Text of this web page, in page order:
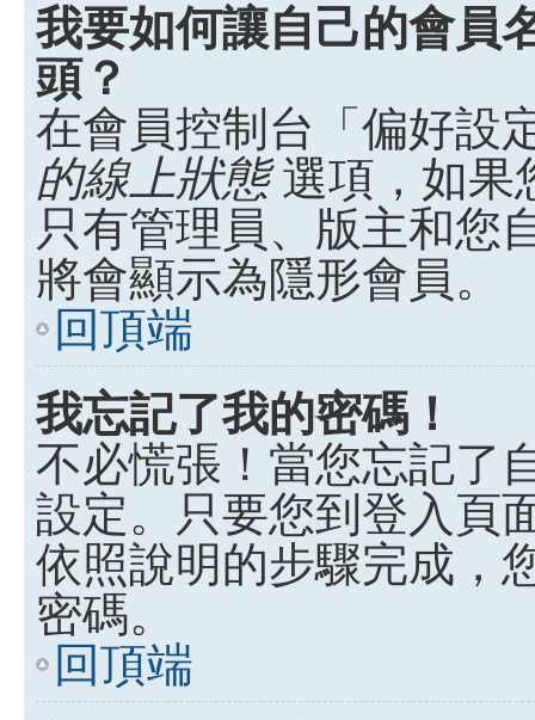
我要如何讓自己的會員
頭？
在會員控制台「偏好設
的線上狀態選項，如果
只有管理員、版主和您
將會顯示為隱形會員。
回頂端
我忘記了我的密碼！
不必慌張！當您忘記了
設定。只要您到登入頁
依照說明的步驟完成，
密碼。
回頂端